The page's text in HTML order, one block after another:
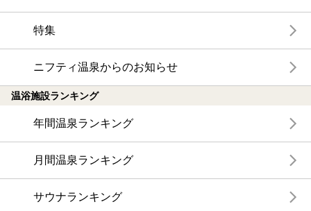
特集
ニフティ温泉からのお知らせ
温浴施設ランキング
年間温泉ランキング
月間温泉ランキング
サウナランキング